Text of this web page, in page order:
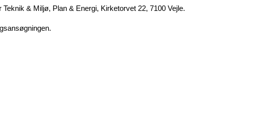
Teknik & Miljø, Plan & Energi, Kirketorvet 22, 7100 Vejle.